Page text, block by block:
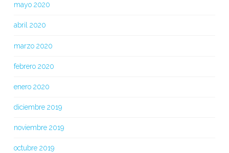
mayo 2020
abril 2020
marzo 2020
febrero 2020
enero 2020
diciembre 2019
noviembre 2019
octubre 2019